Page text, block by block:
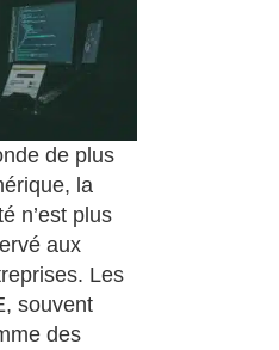
de plus
la
n’est plus
aux
Les
souvent
des